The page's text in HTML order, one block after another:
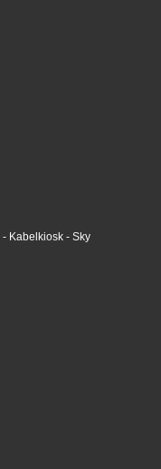
- Kabelkiosk - Sky